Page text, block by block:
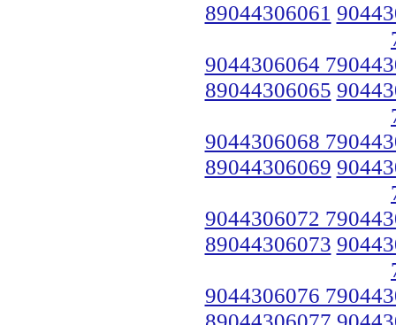
89044306061
9044306064
89044306065
9044306068
89044306069
9044306072
89044306073
9044306076